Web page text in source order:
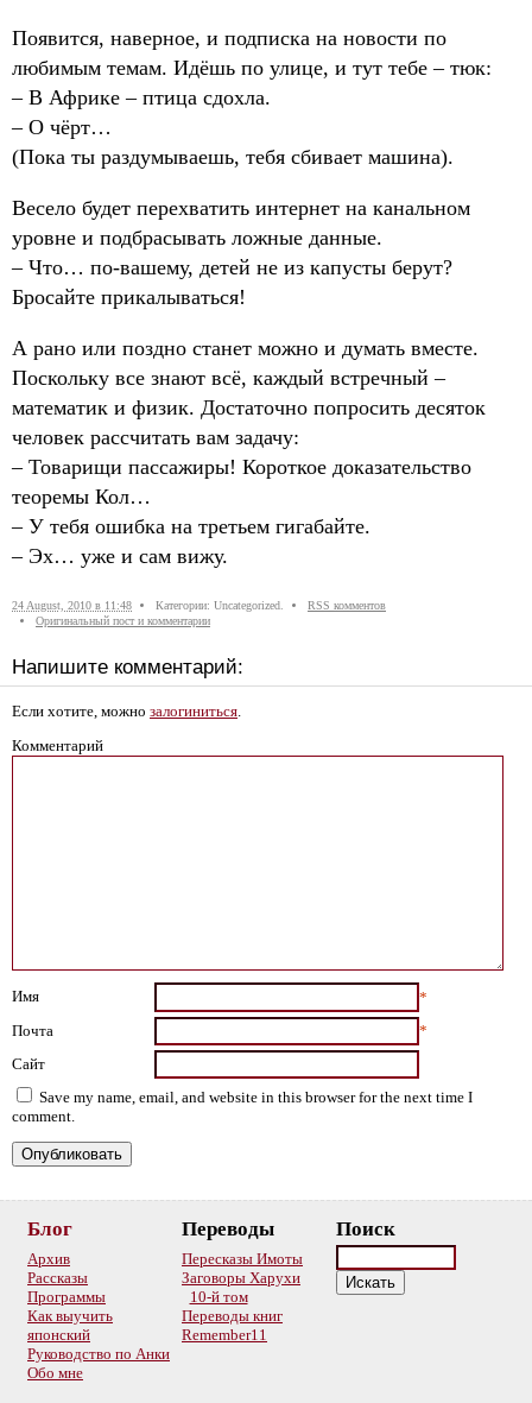
Появится, наверное, и подписка на новости по
любимым темам. Идёшь по улице, и тут тебе – тюк:
– В Африке – птица сдохла.
– О чёрт…
(Пока ты раздумываешь, тебя сбивает машина).
Весело будет перехватить интернет на канальном
уровне и подбрасывать ложные данные.
– Что… по-вашему, детей не из капусты берут?
Бросайте прикалываться!
А рано или поздно станет можно и думать вместе.
Поскольку все знают всё, каждый встречный –
математик и физик. Достаточно попросить десяток
человек рассчитать вам задачу:
– Товарищи пассажиры! Короткое доказательство
теоремы Кол…
– У тебя ошибка на третьем гигабайте.
– Эх… уже и сам вижу.
24 August, 2010 в 11:48 Категории: Uncategorized.
RSS комментов
Оригинальный пост и комментарии
Напишите комментарий:
Если хотите, можно залогиниться.
Комментарий
Имя
*
Почта
*
Сайт
Save my name, email, and website in this browser for the next time I
comment.
Блог
Архив
Рассказы
Программы
Как выучить
японский
Руководство по Анки
Обо мне
Переводы
Пересказы Имоты
Заговоры Харухи
10-й том
Переводы книг
Remember11
Поиск